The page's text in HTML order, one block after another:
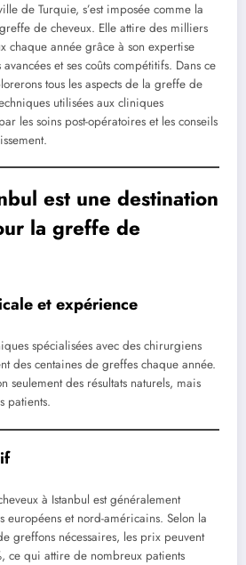
de Turquie, s’est imposée comme la
de cheveux. Elle attire des milliers
chaque année grâce à son expertise
et ses coûts compétitifs. Dans ce
tous les aspects de la greffe de
utilisées aux cliniques
les soins post-opératoires et les conseils
est une destination
la greffe de
et expérience
spécialisées avec des chirurgiens
des centaines de greffes chaque année.
seulement des résultats naturels, mais
patients.
à Istanbul est généralement
européens et nord-américains. Selon la
greffons nécessaires, les prix peuvent
ce qui attire de nombreux patients